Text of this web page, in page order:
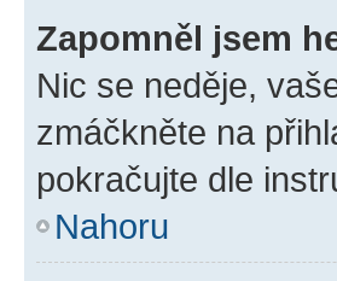
Zapomněl jsem
Nic se neděje,
zmáčkněte na
pokračujte dle
Nahoru